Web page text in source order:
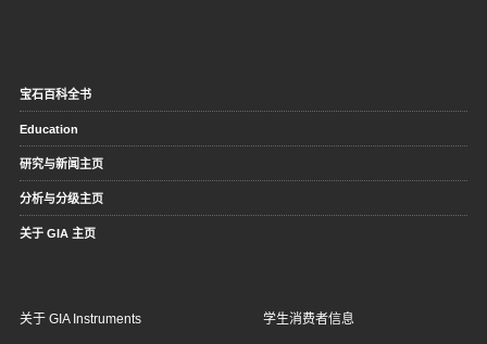
宝石百科全书
Education
研究与新闻主页
分析与分级主页
关于 GIA 主页
关于 GIA Instruments 学生消费者信息